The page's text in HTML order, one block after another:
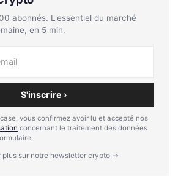
abonnés. L'essentiel du marché
en 5 min.
S'inscrire ›
vous confirmez avoir lu et accepté nos
concernant le traitement des données
plus sur notre newsletter crypto →